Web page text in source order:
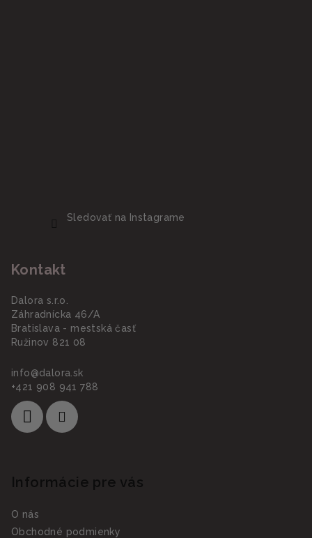
Sledovať na Instagrame
Kontakt
Dalora s.r.o.
Záhradnícka 46/A
Bratislava - mestská časť
Ružinov 821 08
info@dalora.sk
+421 908 941 788
Informácie pre vás
O nás
Obchodné podmienky